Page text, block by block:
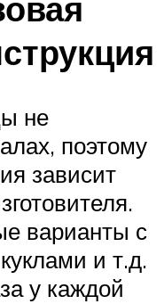
не
поэтому
зависит
варианты с
и т.д.
у каждой